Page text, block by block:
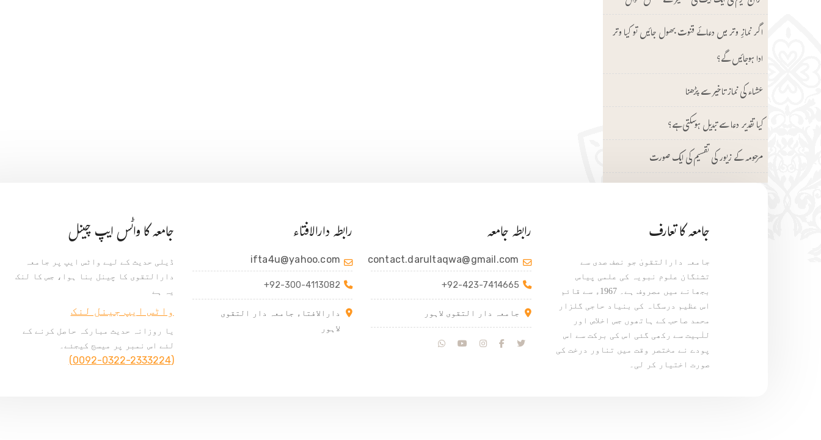
اگر نمازِ وتر میں دعائے قنوت بھول جائیں تو کیا وتر
ادا ہوجائیں گے؟
عشاء کی نماز تاخیر سے پڑھنا
کیا تقدیر دعا سے تبدیل ہوسکتی ہے؟
مرحومہ کے زیور کی تقسیم کی ایک صورت
جامعہ کا تعارف
جامعہ دارالتقویٰ جو نصف صدی سے
تشنگان علوم نبویہ کی علمی پیاس
بجھانے میں مصروف ہے۔ 1967ء سے قائم
اس عظیم درسگاہ کی بنیاد حاجی گلزار
محمد صاحب کے ہاتھوں جس اخلاص اور
للٰہیت سے رکھی گئی اس کی برکت سے اس
پودے نے مختصر وقت میں تناور درخت کی
صورت اختیار کر لی۔
رابطہ جامعہ
contact.darultaqwa@gmail.com
+92-423-7414665
جامعہ دار التقوی لاہور
رابطہ دارالافتاء
ifta4u@yahoo.com
+92-300-4113082
دارالافتاء جامعہ دار التقوی
لاہور
جامعہ کا واٹس ایپ چینل
ڈیلی حدیث کے لیے واٹس ایپ پر جامعہ
دارالتقوی کا چینل بنا ہوا، جس کا لنک
یہ ہے
واٹس ایپ جینل لنک
یا روزانہ حدیث مبارکہ حاصل کرنے کے
لئے اس نمبر پر میسج کیجئے۔
(0092-0322-2333224)